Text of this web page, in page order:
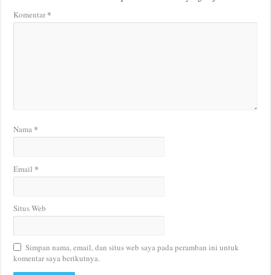
Komentar*
Nama *
Email *
Situs Web
Simpan nama, email, dan situs web saya pada peramban ini untuk
komentar saya berikutnya.